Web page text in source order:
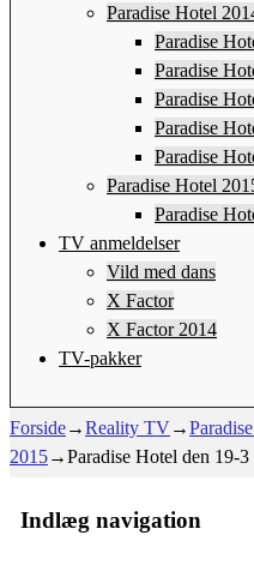
Paradise Hotel
Paradise
Paradise
Paradise
Paradise
Paradise
Paradise Hotel
Paradise
TV anmeldelser
Vild med dans
X Factor
X Factor 2014
TV-pakker
Forside→Reality TV→
2015→Paradise Hotel den 19-3
Indlæg navigation